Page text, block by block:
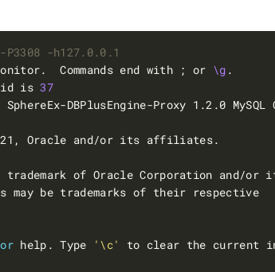
-h127.0.0.1
Commands end with ; or \g
id is 37
DBPlusEngine-Proxy 1.2.0 MySQL
help. Type '\c'